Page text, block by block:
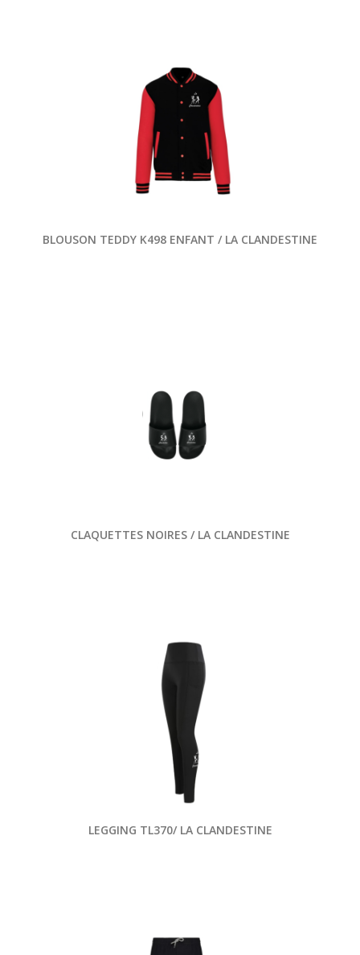
BLOUSON TEDDY K498 ENFANT / LA CLANDESTINE
CLAQUETTES NOIRES / LA CLANDESTINE
LEGGING TL370/ LA CLANDESTINE